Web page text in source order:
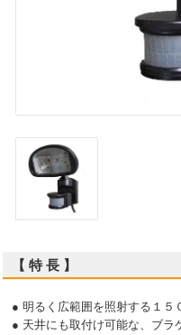
【 特 長 】
● 明るく広範囲を照射する１５
● 天井にも取付け可能な、ブラ